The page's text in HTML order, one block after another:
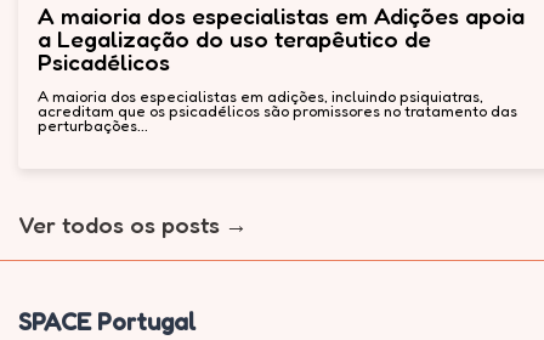
A maioria dos especialistas em Adições apoia
a Legalização do uso terapêutico de
Psicadélicos
A maioria dos especialistas em adições, incluindo psiquiatras,
acreditam que os psicadélicos são promissores no tratamento das
perturbações...
Ver todos os posts
SPACE Portugal